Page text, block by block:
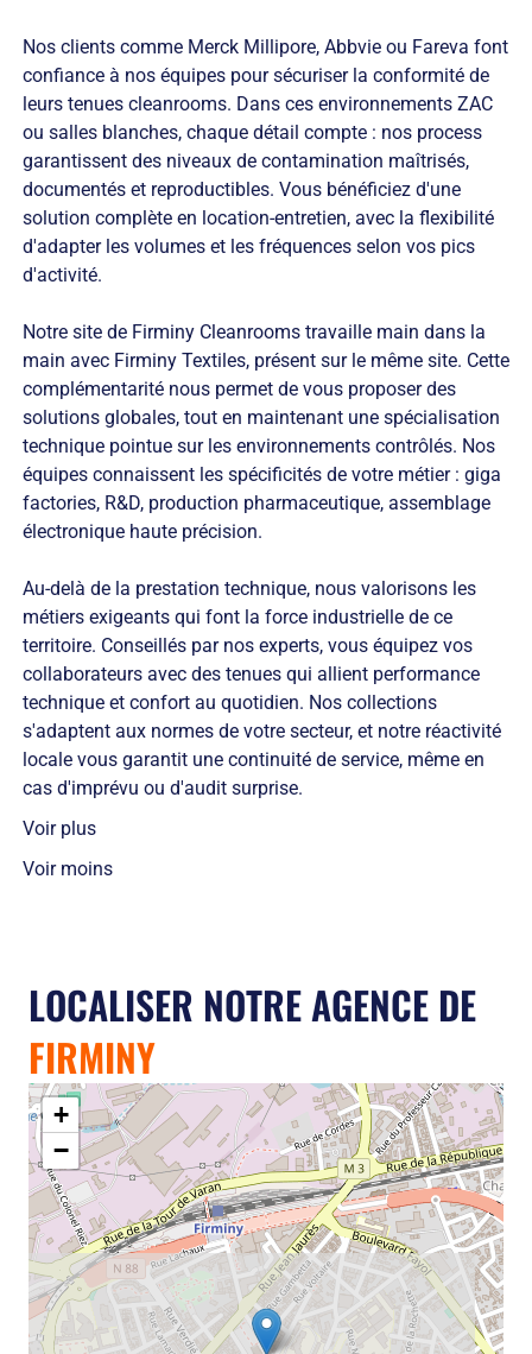
Nos clients comme Merck Millipore, Abbvie ou Fareva font
confiance à nos équipes pour sécuriser la conformité de
leurs tenues cleanrooms. Dans ces environnements ZAC
ou salles blanches, chaque détail compte : nos process
garantissent des niveaux de contamination maîtrisés,
documentés et reproductibles. Vous bénéficiez d'une
solution complète en location-entretien, avec la flexibilité
d'adapter les volumes et les fréquences selon vos pics
d'activité.
Notre site de Firminy Cleanrooms travaille main dans la
main avec Firminy Textiles, présent sur le même site. Cette
complémentarité nous permet de vous proposer des
solutions globales, tout en maintenant une spécialisation
technique pointue sur les environnements contrôlés. Nos
équipes connaissent les spécificités de votre métier : giga
factories, R&D, production pharmaceutique, assemblage
électronique haute précision.
Au-delà de la prestation technique, nous valorisons les
métiers exigeants qui font la force industrielle de ce
territoire. Conseillés par nos experts, vous équipez vos
collaborateurs avec des tenues qui allient performance
technique et confort au quotidien. Nos collections
s'adaptent aux normes de votre secteur, et notre réactivité
locale vous garantit une continuité de service, même en
cas d'imprévu ou d'audit surprise.
Voir plus
Voir moins
+
−
LOCALISER NOTRE AGENCE DE
FIRMINY